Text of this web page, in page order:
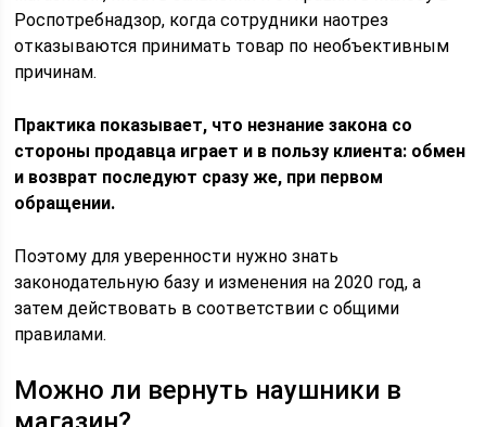
Роспотребнадзор, когда сотрудники наотрез
отказываются принимать товар по необъективным
причинам.
Практика показывает, что незнание закона со
стороны продавца играет и в пользу клиента: обмен
и возврат последуют сразу же, при первом
обращении.
Поэтому для уверенности нужно знать
законодательную базу и изменения на 2020 год, а
затем действовать в соответствии с общими
правилами.
Можно ли вернуть наушники в